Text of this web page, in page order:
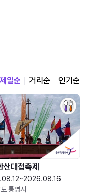
일순 거리순 인기순
산대첩축제
통영시